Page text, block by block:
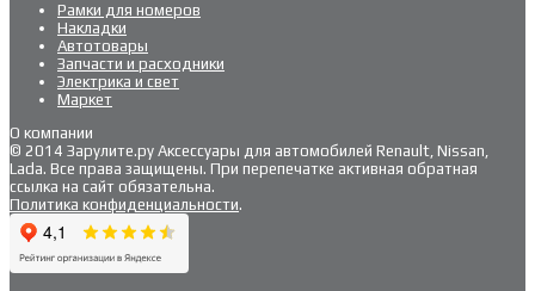
Рамки для номеров
Накладки
Автотовары
Запчасти и расходники
Электрика и свет
Маркет
О компании
© 2014 Зарулите.ру Аксессуары для автомобилей Renault, Nissan,
Lada. Все права защищены. При перепечатке активная обратная
ссылка на сайт обязательна.
Политика конфиденциальности.